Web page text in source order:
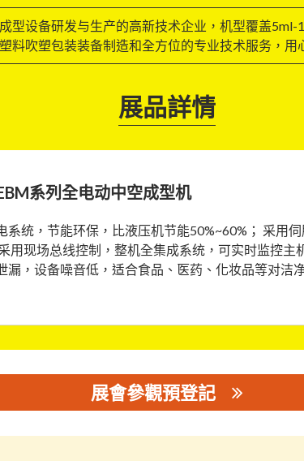
型设备研发与生产的高新技术企业，机型覆盖
料吹塑包装装备制造和全方位的专业技术服务，
展品詳情
系列全电动中空成型机
系统，节能环保，比液压机节能50%~60%； 采用
用现场总线控制，整机全集成系统，可实时监控
漏，设备噪音低，适合食品、医药、化妆品等对洁
展會參觀預登記